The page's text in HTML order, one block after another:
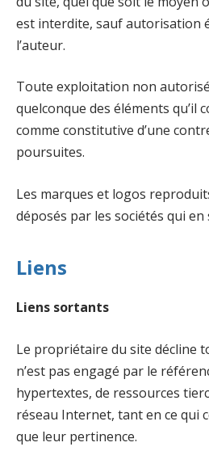
est interdite, sauf autorisation
l’auteur.
Toute exploitation non
quelconque des éléments qu’il
comme constitutive d’une
poursuites.
Les marques et logos
déposés par les sociétés qui
Liens
Liens sortants
Le propriétaire du site décline
n’est pas engagé par le
hypertextes, de ressources
réseau Internet, tant en ce qui
que leur pertinence.